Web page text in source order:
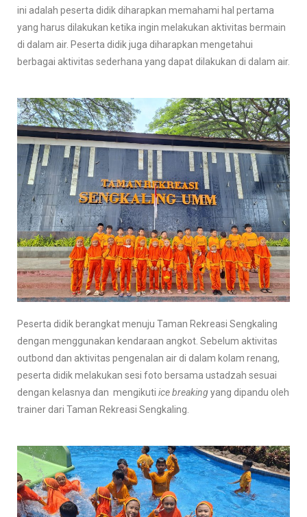
ini adalah peserta didik diharapkan memahami hal pertama
yang harus dilakukan ketika ingin melakukan aktivitas bermain
di dalam air. Peserta didik juga diharapkan mengetahui
berbagai aktivitas sederhana yang dapat dilakukan di dalam air.
Peserta didik berangkat menuju Taman Rekreasi Sengkaling
dengan menggunakan kendaraan angkot. Sebelum aktivitas
outbond dan aktivitas pengenalan air di dalam kolam renang,
peserta didik melakukan sesi foto bersama ustadzah sesuai
dengan kelasnya dan mengikuti ice breakingyang dipandu oleh
trainer dari Taman Rekreasi Sengkaling.